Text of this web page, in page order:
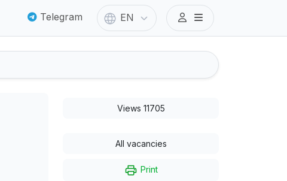
Telegram EN
Views 11705
All vacancies
Print